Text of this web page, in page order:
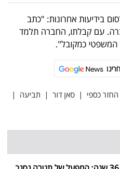
בידיעות אחרונות: "כתב
עם קבלתו, החברה תלמד
המשפטי כמקובל".
החזר כספי | סאן דור | תביעה |